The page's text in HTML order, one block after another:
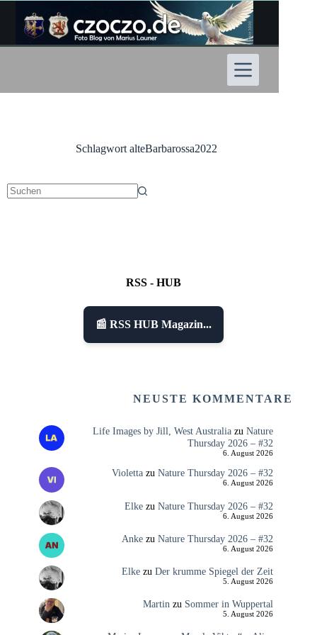
Inhalt
springen
Schlagwort alteBarbarossa2022
RSS - HUB
📰 RSS HUB Magazin...
NEUSTE KOMMENTARE
Life Images by Jill, West Australiazu Nature
Thursday 2026 – #32
6. August 2026
Violettazu Nature Thursday 2026 – #32
6. August 2026
Elkezu Nature Thursday 2026 – #32
6. August 2026
Ankezu Nature Thursday 2026 – #32
6. August 2026
Elkezu Der krumme Spiegel der Zeit
5. August 2026
Martin zu Sommer in Wuppertal
5. August 2026